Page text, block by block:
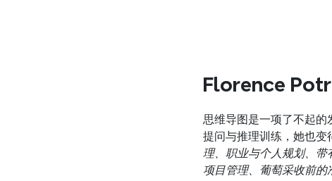
Florence
思维导图是一项了不起
提问与推理训练，她也变
理、职业与个人规划、带
项目管理、葡萄采收前